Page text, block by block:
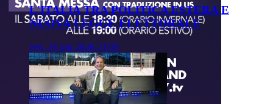
L'ITALIA TRA POLITICA ESTERA E
NUOVA LEGGE ELETTORALE
ven, 26 giu 2026 21:00